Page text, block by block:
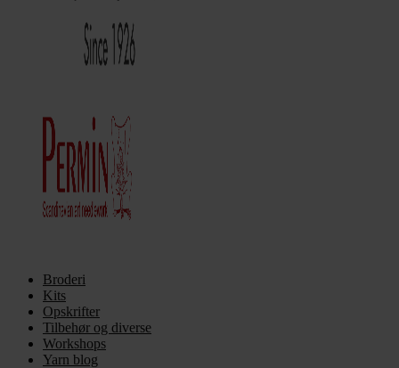
Broderi
Kits
Opskrifter
Tilbehør og diverse
Workshops
Yarn blog